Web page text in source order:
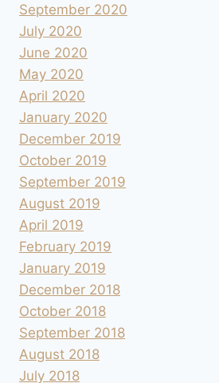
September 2020
July 2020
June 2020
May 2020
April 2020
January 2020
December 2019
October 2019
September 2019
August 2019
April 2019
February 2019
January 2019
December 2018
October 2018
September 2018
August 2018
July 2018